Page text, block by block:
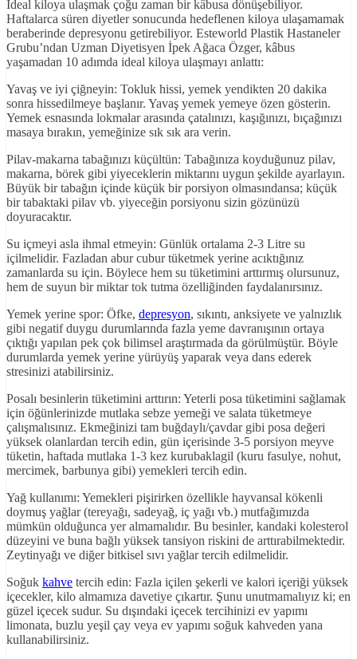
İdeal kiloya ulaşmak çoğu zaman bir kâbusa dönüşebiliyor.
Haftalarca süren diyetler sonucunda hedeflenen kiloya ulaşamamak
beraberinde depresyonu getirebiliyor. Esteworld Plastik Hastaneler
Grubu’ndan Uzman Diyetisyen İpek Ağaca Özger, kâbus
yaşamadan 10 adımda ideal kiloya ulaşmayı anlattı:
Yavaş ve iyi çiğneyin: Tokluk hissi, yemek yendikten 20 dakika
sonra hissedilmeye başlanır. Yavaş yemek yemeye özen gösterin.
Yemek esnasında lokmalar arasında çatalınızı, kaşığınızı, bıçağınızı
masaya bırakın, yemeğinize sık sık ara verin.
Pilav-makarna tabağınızı küçültün: Tabağınıza koyduğunuz pilav,
makarna, börek gibi yiyeceklerin miktarını uygun şekilde ayarlayın.
Büyük bir tabağın içinde küçük bir porsiyon olmasındansa; küçük
bir tabaktaki pilav vb. yiyeceğin porsiyonu sizin gözünüzü
doyuracaktır.
Su içmeyi asla ihmal etmeyin: Günlük ortalama 2-3 Litre su
içilmelidir. Fazladan abur cubur tüketmek yerine acıktığınız
zamanlarda su için. Böylece hem su tüketimini arttırmış olursunuz,
hem de suyun bir miktar tok tutma özelliğinden faydalanırsınız.
Yemek yerine spor: Öfke, depresyon, sıkıntı, anksiyete ve yalnızlık
gibi negatif duygu durumlarında fazla yeme davranışının ortaya
çıktığı yapılan pek çok bilimsel araştırmada da görülmüştür. Böyle
durumlarda yemek yerine yürüyüş yaparak veya dans ederek
stresinizi atabilirsiniz.
Posalı besinlerin tüketimini arttırın: Yeterli posa tüketimini sağlamak
için öğünlerinizde mutlaka sebze yemeği ve salata tüketmeye
çalışmalısınız. Ekmeğinizi tam buğdaylı/çavdar gibi posa değeri
yüksek olanlardan tercih edin, gün içerisinde 3-5 porsiyon meyve
tüketin, haftada mutlaka 1-3 kez kurubaklagil (kuru fasulye, nohut,
mercimek, barbunya gibi) yemekleri tercih edin.
Yağ kullanımı: Yemekleri pişirirken özellikle hayvansal kökenli
doymuş yağlar (tereyağı, sadeyağ, iç yağı vb.) mutfağımızda
mümkün olduğunca yer almamalıdır. Bu besinler, kandaki kolesterol
düzeyini ve buna bağlı yüksek tansiyon riskini de arttırabilmektedir.
Zeytinyağı ve diğer bitkisel sıvı yağlar tercih edilmelidir.
Soğuk kahve tercih edin: Fazla içilen şekerli ve kalori içeriği yüksek
içecekler, kilo almamıza davetiye çıkartır. Şunu unutmamalıyız ki; en
güzel içecek sudur. Su dışındaki içecek tercihinizi ev yapımı
limonata, buzlu yeşil çay veya ev yapımı soğuk kahveden yana
kullanabilirsiniz.